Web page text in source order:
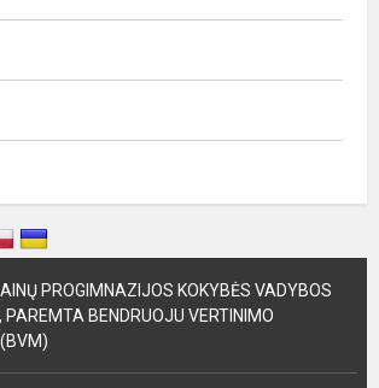
PROGIMNAZIJOS KOKYBĖS VADYBOS
BENDRUOJU VERTINIMO